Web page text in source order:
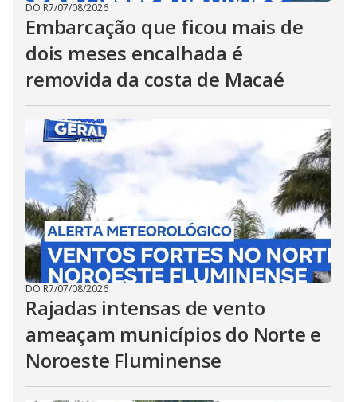
DO R7/07/08/2026
Embarcação que ficou mais de
dois meses encalhada é
removida da costa de Macaé
DO R7/07/08/2026
Rajadas intensas de vento
ameaçam municípios do Norte e
Noroeste Fluminense